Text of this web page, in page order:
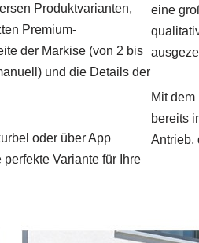
Produktvarianten,
Premium-
der Markise (von 2 bis
und die Details der
oder über App
Variante für Ihre
eine
Mit
bereits
Antrieb,